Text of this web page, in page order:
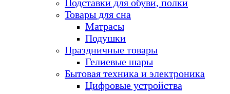
Подставки для обуви, полки
Товары для сна
Матрасы
Подушки
Праздничные товары
Гелиевые шары
Бытовая техника и электроника
Цифровые устройства